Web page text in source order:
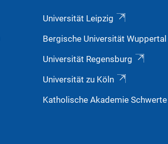
Universität Leipzig
Bergische Universität Wuppertal
Universität Regensburg
Universität zu Köln
Katholische Akademie Schwerte